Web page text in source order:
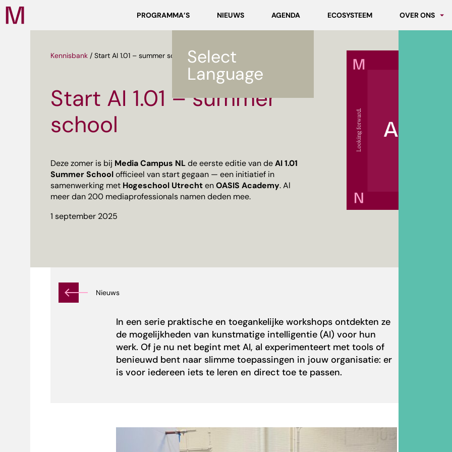
Media
Campus
PROGRAMMA’S NIEUWS AGENDA ECOSYSTEEM OVER ONS
Werken bij
Select
Language
Kennisbank / Start AI 1.01 – summer school
Start AI 1.01 – summer
school
Deze zomer is bij Media Campus NLde eerste editie van deAI 1.01
Summer Schoolofficieel van start gegaan — een initiatief in
samenwerking met Hogeschool UtrechtenOASIS Academy. Al
meer dan 200 mediaprofessionals namen deden mee.
1 september 2025
Nieuws
In een serie praktische en toegankelijke workshops ontdekten ze
de mogelijkheden van kunstmatige intelligentie (AI) voor hun
werk. Of je nu net begint met AI, al experimenteert met tools of
benieuwd bent naar slimme toepassingen in jouw organisatie: er
is voor iedereen iets te leren en direct toe te passen.